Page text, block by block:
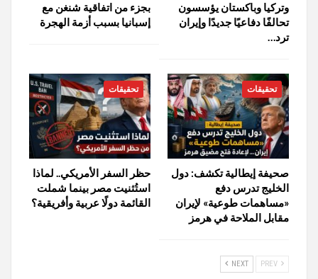
وتركيا وباكستان يؤسسون
تحالفًا دفاعيًا جديدًا وإيران
ترد…
بجزء من اتفاقية شنغن مع
إسبانيا بسبب أزمة الهجرة
تحقيقات
صحيفة إيطالية تكشف: دول
الخليج تدرس دفع
«مساهمات طوعية» لإيران
مقابل الملاحة في هرمز
تحقيقات
حظر السفر الأمريكي.. لماذا
استُثنيت مصر بينما شملت
القائمة دولًا عربية وأفريقية؟
NEXT